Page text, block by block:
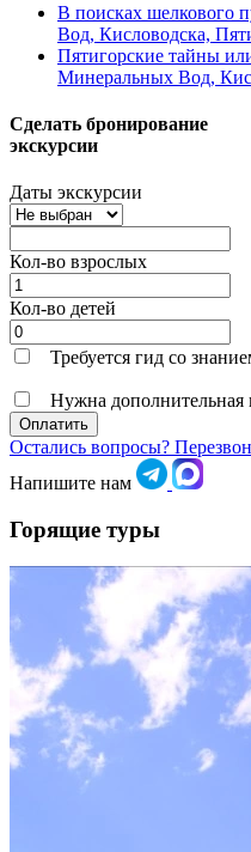
В поисках шелкового
Вод, Кисловодска,
Пятигорские тайны
Минеральных Вод,
Сделать бронирование
экскурсии
Даты экскурсии
Кол-во взрослых
Кол-во детей
Требуется гид со
Нужна дополнительная
Оплатить
Остались вопросы?
Напишите нам
Горящие туры